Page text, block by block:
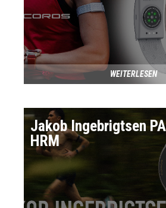
WEITERLESEN
Jakob Ingebrigtsen
HRM